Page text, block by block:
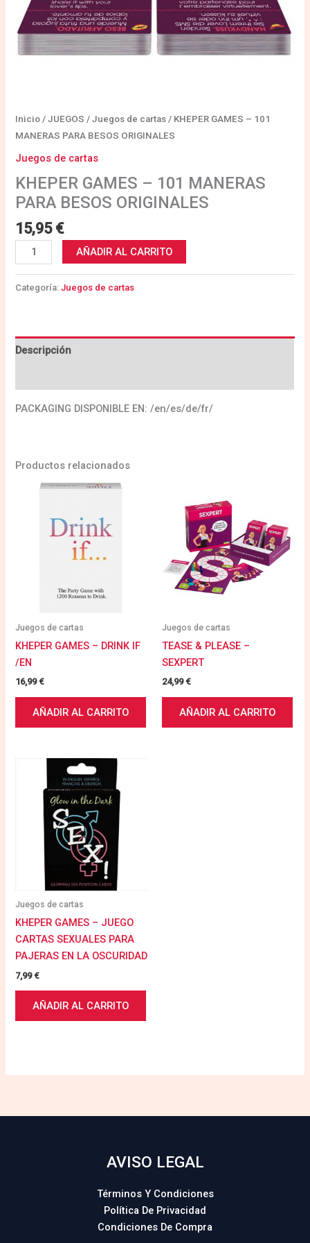
Inicio /JUEGOS /Juegos de cartas / KHEPER GAMES – 101
MANERAS PARA BESOS ORIGINALES
Juegos de cartas
KHEPER GAMES – 101 MANERAS
PARA BESOS ORIGINALES
15,95 €
AÑADIR AL CARRITO
Categoría:Juegos de cartas
Descripción
PACKAGING DISPONIBLE EN: /en/es/de/fr/
Productos relacionados
Juegos de cartas
KHEPER GAMES – DRINK IF
/EN
16,99€
AÑADIR AL CARRITO
Juegos de cartas
TEASE & PLEASE –
SEXPERT
24,99€
AÑADIR AL CARRITO
Juegos de cartas
KHEPER GAMES – JUEGO
CARTAS SEXUALES PARA
PAJERAS EN LA OSCURIDAD
7,99€
AÑADIR AL CARRITO
AVISO LEGAL
Términos Y Condiciones
Política De Privacidad
Condiciones De Compra